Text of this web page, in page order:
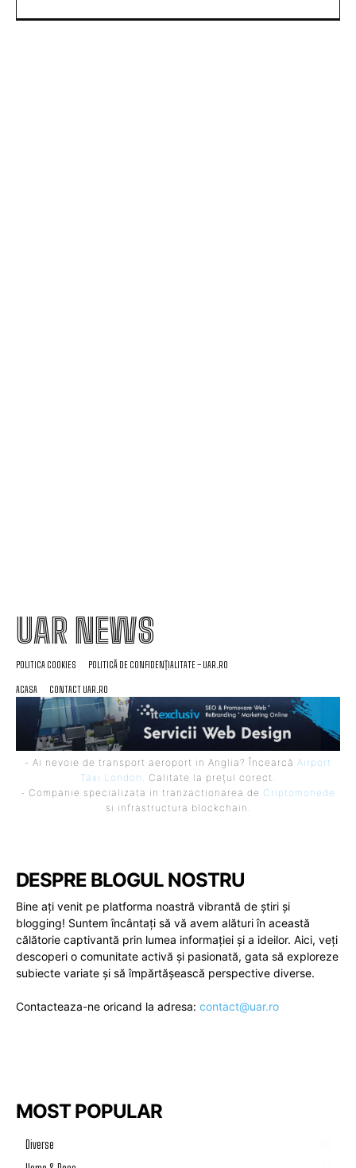
UAR NEWS
POLITICA COOKIES POLITICĂ DE CONFIDENȚIALITATE – UAR.RO
ACASA CONTACT UAR.RO
- Ai nevoie de transport aeroport in Anglia? Încearcă Airport
Taxi London
. Calitate la prețul corect.
- Companie specializata in tranzactionarea de Criptomonede
si infrastructura blockchain.
DESPRE BLOGUL NOSTRU
Bine ați venit pe platforma noastră vibrantă de știri și
blogging! Suntem încântați să vă avem alături în această
călătorie captivantă prin lumea informației și a ideilor. Aici, veți
descoperi o comunitate activă și pasionată, gata să exploreze
subiecte variate și să împărtășească perspective diverse.
Contacteaza-ne oricand la adresa: contact@uar.ro
MOST POPULAR
Diverse